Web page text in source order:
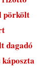
pörkölt
dagadó